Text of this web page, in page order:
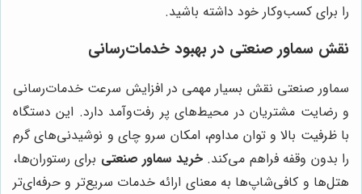
را برای کسب‌وکار خود داشته باشید.
نقش سماور صنعتی در بهبود خدمات‌رسانی
سماور صنعتی نقش بسیار مهمی در افزایش سرعت خدمات‌رسانی
و رضایت مشتریان در محیط‌های پر رفت‌وآمد دارد. این دستگاه
با ظرفیت بالا و توان مداوم، امکان سرو چای و نوشیدنی‌های گرم
را بدون وقفه فراهم می‌کند.خرید سماور صنعتی برای رستوران‌ها،
هتل‌ها و کافی‌شاپ‌ها به معنای ارائه خدمات سریع‌تر و حرفه‌ای‌تر